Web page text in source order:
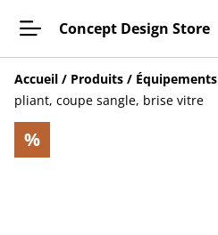
Concept Design Store
Accueil / Produits / Équipements
pliant, coupe sangle, brise vitre
%